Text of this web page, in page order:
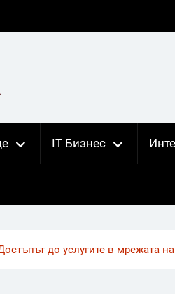
IT Бизнес
до услугите в мрежата